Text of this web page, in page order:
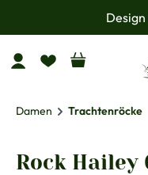
Zum Hauptinhalt
Damen Trachtenröcke
Rock Hailey